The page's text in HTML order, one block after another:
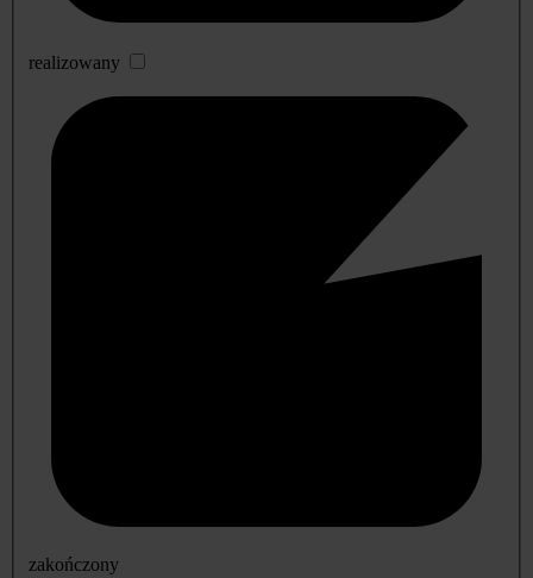
realizowany
zakończony